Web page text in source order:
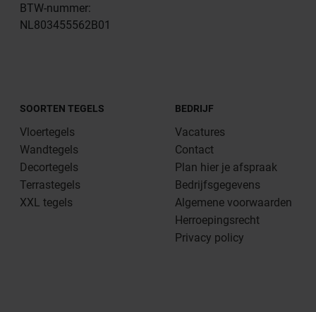
BTW-nummer:
NL803455562B01
SOORTEN TEGELS
Vloertegels
Wandtegels
Decortegels
Terrastegels
XXL tegels
BEDRIJF
Vacatures
Contact
Plan hier je afspraak
Bedrijfsgegevens
Algemene voorwaarden
Herroepingsrecht
Privacy policy